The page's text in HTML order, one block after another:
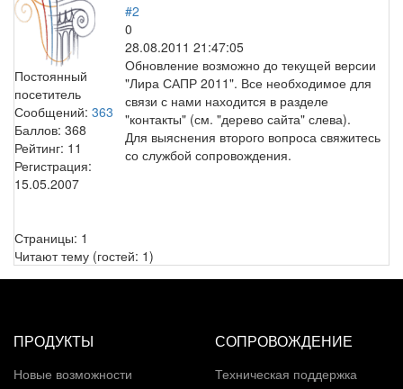
Постоянный
посетитель
Сообщений: 363
Баллов: 368
Рейтинг: 11
Регистрация:
15.05.2007
#2
0
28.08.2011 21:47:05
Обновление возможно до текущей версии
"Лира САПР 2011". Все необходимое для
связи с нами находится в разделе
"контакты" (см. "дерево сайта" слева).
Для выяснения второго вопроса свяжитесь
со службой сопровождения.
Страницы: 1
Читают тему (гостей: 1)
ПРОДУКТЫ
Новые возможности
СОПРОВОЖДЕНИЕ
Техническая поддержка